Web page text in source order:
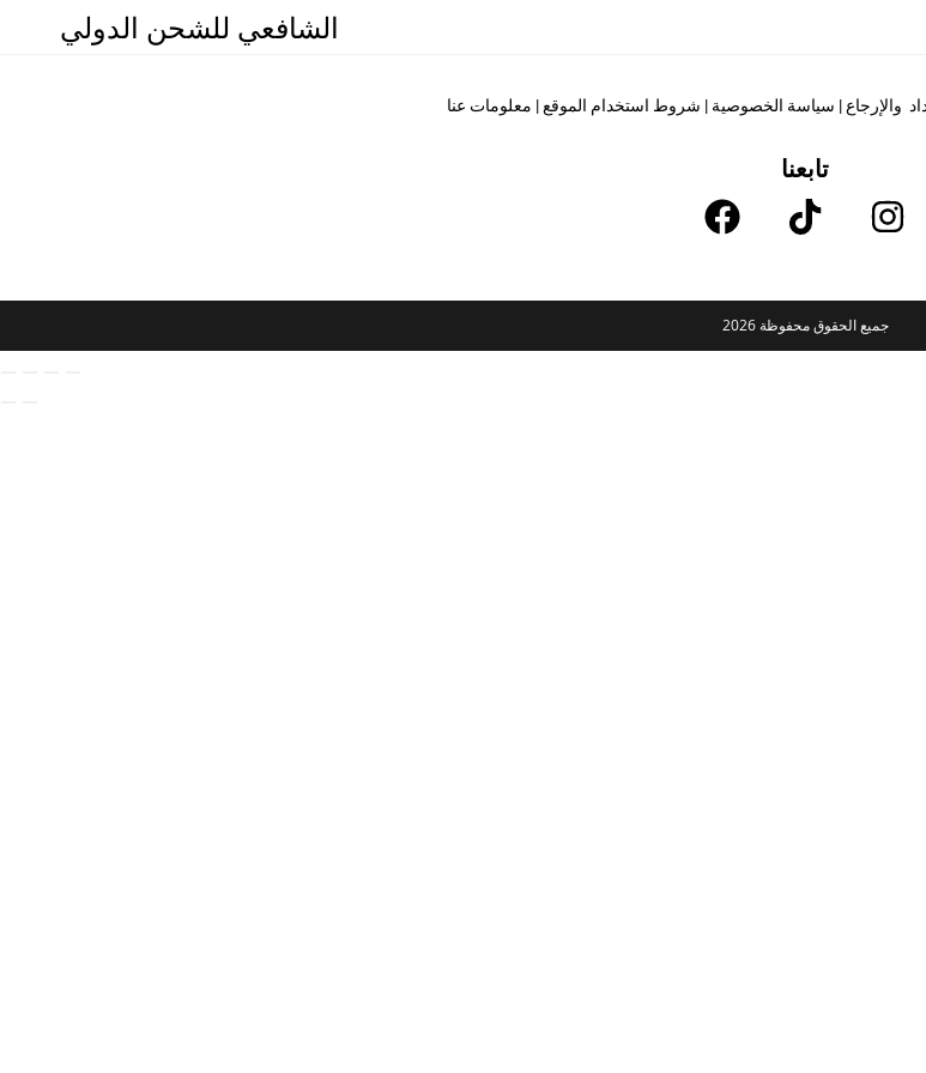
الشافعي للشحن الدولي
والإرجاع | سياسة الخصوصية | شروط استخدام الموقع | معلومات عنا
تابعنا
جميع الحقوق محفوظة 2026